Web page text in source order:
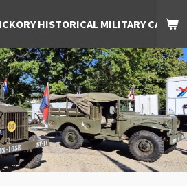
HISTORICAL MILITARY CAR